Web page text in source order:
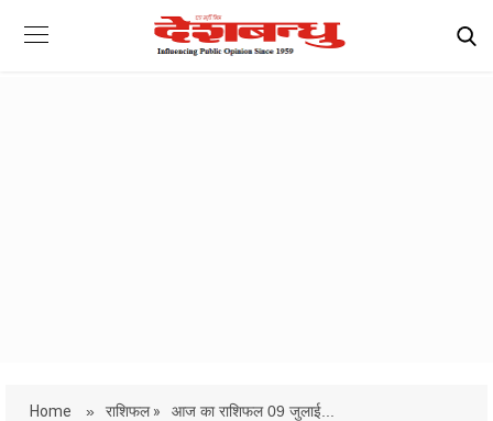
Home » राशिफल » आज का राशिफल 09 जुलाई...